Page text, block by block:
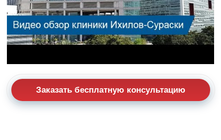
Заказать бесплатную консультацию